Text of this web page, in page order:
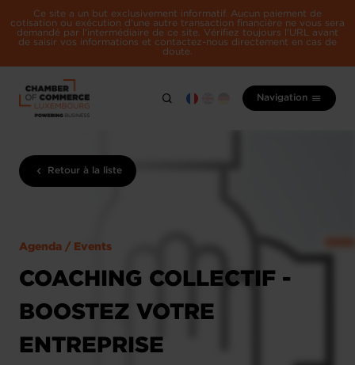
Ce site a un but exclusivement informatif. Aucun paiement de
cotisation ou exécution d'une autre transaction financière ne vous sera
demandé par l'intermédiaire de ce site. Vérifiez toujours l'URL avant
de saisir vos informations et contactez-nous directement en cas de
doute.
Navigation
Retour à la liste
Agenda / Events
COACHING COLLECTIF -
BOOSTEZ VOTRE
ENTREPRISE